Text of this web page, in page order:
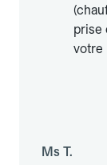
prise
votre
Ms T.